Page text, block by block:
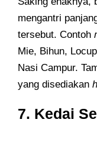
mengantri
tersebut. Contoh
Mie, Bihun,
Nasi Campur.
yang disediakan
7. Kedai